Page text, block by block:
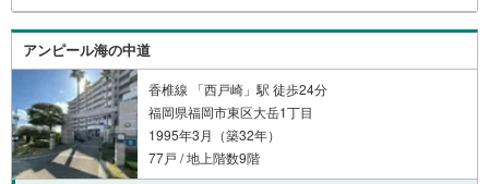
アンピール海の中道
香椎線 「西戸崎」駅 徒歩24分
福岡県福岡市東区大岳1丁目
1995年3月（築32年）
77戸 / 地上階数9階